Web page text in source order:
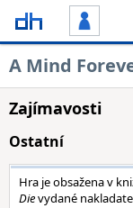
A Mind
Zajímavosti
Ostatní
Hra je obsažena v
Dievydané